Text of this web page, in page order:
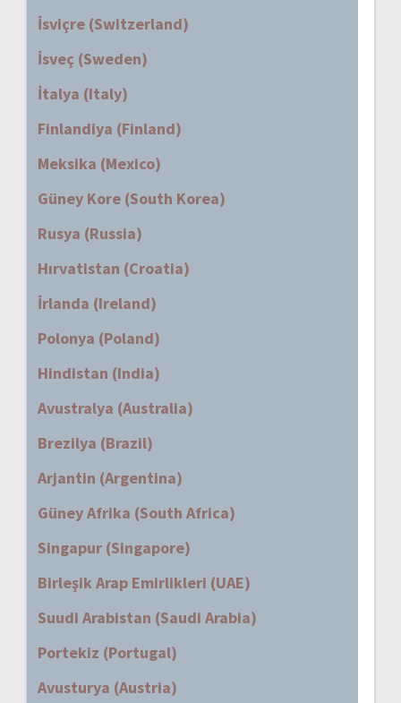
İsviçre (Switzerland)
İsveç (Sweden)
İtalya (Italy)
Finlandiya (Finland)
Meksika (Mexico)
Güney Kore (South Korea)
Rusya (Russia)
Hırvatistan (Croatia)
İrlanda (Ireland)
Polonya (Poland)
Hindistan (India)
Avustralya (Australia)
Brezilya (Brazil)
Arjantin (Argentina)
Güney Afrika (South Africa)
Singapur (Singapore)
Birleşik Arap Emirlikleri (UAE)
Suudi Arabistan (Saudi Arabia)
Portekiz (Portugal)
Avusturya (Austria)